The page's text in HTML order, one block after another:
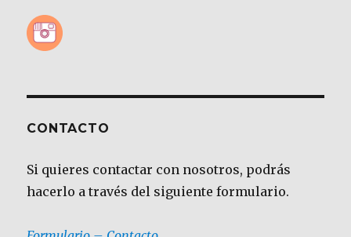
CONTACTO
Si quieres contactar con nosotros, podrás
hacerlo a través del siguiente formulario.